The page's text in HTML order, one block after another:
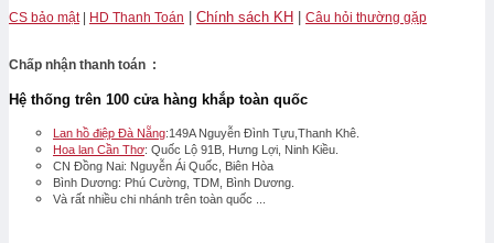
CS bảo mật| HD Thanh Toán Chính sách KH Câu hỏi thường gặp
Chấp nhận thanh toán :
Hệ thống trên 100 cửa hàng khắp toàn quốc
Lan hồ điệp Đà Nẵng:149A Nguyễn Đình Tựu,Thanh Khê.
Hoa lan Cần Thơ: Quốc Lộ 91B, Hưng Lợi, Ninh Kiều.
CN Đồng Nai: Nguyễn Ái Quốc, Biên Hòa
Bình Dương: Phú Cường, TDM, Bình Dương.
Và rất nhiều chi nhánh trên toàn quốc ...